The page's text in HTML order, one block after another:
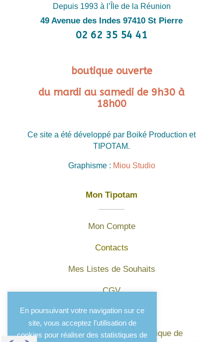
Depuis 1993 à l’Île de la Réunion
49 Avenue des Indes 97410 St Pierre
02 62 35 54 41
boutique ouverte
du mardi au samedi de 9h30 à
18h00
Ce site a été développé par Boiké Production et
TIPOTAM.
Graphisme : Miou Studio
Mon Tipotam
Mon Compte
Contacts
Mes Listes de Souhaits
CGV
Mentions légales
Protection des données et politique de
En poursuivant votre navigation sur ce
site, vous acceptez l’utilisation de
cookies pour réaliser des statistiques de